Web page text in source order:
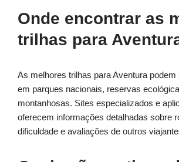
Onde encontrar as
trilhas para
As melhores trilhas para Aventura podem
em parques nacionais, reservas
montanhosas. Sites especializados e
oferecem informações detalhadas sobre
dificuldade e avaliações de outros